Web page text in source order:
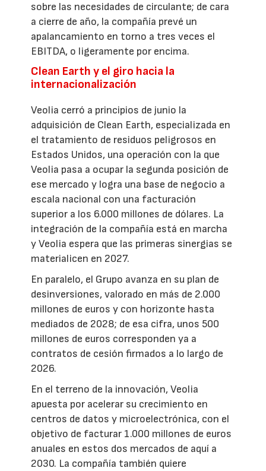
sobre las necesidades de circulante; de cara
a cierre de año, la compañía prevé un
apalancamiento en torno a tres veces el
EBITDA, o ligeramente por encima.
Clean Earth y el giro hacia la
internacionalización
Veolia cerró a principios de junio la
adquisición de Clean Earth, especializada en
el tratamiento de residuos peligrosos en
Estados Unidos, una operación con la que
Veolia pasa a ocupar la segunda posición de
ese mercado y logra una base de negocio a
escala nacional con una facturación
superior a los 6.000 millones de dólares. La
integración de la compañía está en marcha
y Veolia espera que las primeras sinergias se
materialicen en 2027.
En paralelo, el Grupo avanza en su plan de
desinversiones, valorado en más de 2.000
millones de euros y con horizonte hasta
mediados de 2028; de esa cifra, unos 500
millones de euros corresponden ya a
contratos de cesión firmados a lo largo de
2026.
En el terreno de la innovación, Veolia
apuesta por acelerar su crecimiento en
centros de datos y microelectrónica, con el
objetivo de facturar 1.000 millones de euros
anuales en estos dos mercados de aquí a
2030. La compañía también quiere